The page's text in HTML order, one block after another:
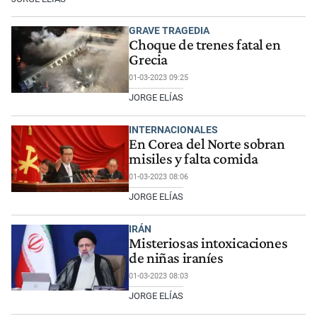
GRAVE TRAGEDIA
Choque de trenes fatal en
Grecia
01-03-2023 09:25
JORGE ELÍAS
INTERNACIONALES
En Corea del Norte sobran
misiles y falta comida
01-03-2023 08:06
JORGE ELÍAS
IRÁN
Misteriosas intoxicaciones
de niñas iraníes
01-03-2023 08:03
JORGE ELÍAS